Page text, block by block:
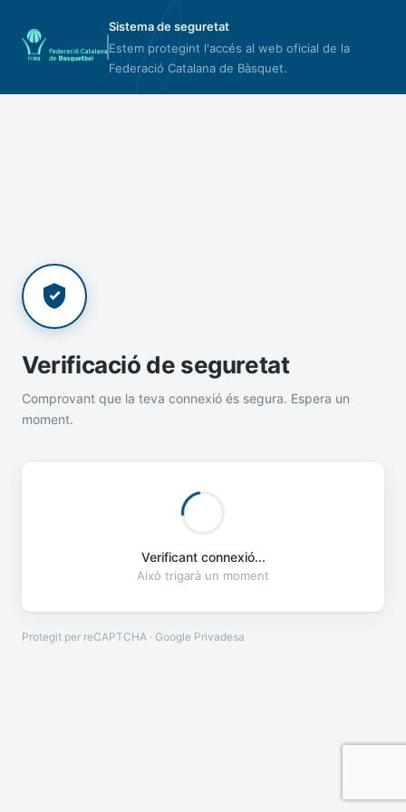
Sistema de seguretat
Estem protegint l'accés al web oficial de la
Federació Catalana de Bàsquet.
Verificació de seguretat
Comprovant que la teva connexió és segura. Espera un
moment.
Verificant connexió...
Això trigarà un moment
Protegit per reCAPTCHA · Google Privadesa